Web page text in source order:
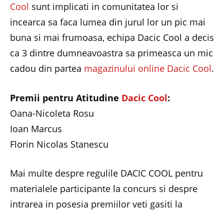
Cool sunt implicati in comunitatea lor si
incearca sa faca lumea din jurul lor un pic mai
buna si mai frumoasa, echipa Dacic Cool a decis
ca 3 dintre dumneavoastra sa primeasca un mic
cadou din partea magazinului online Dacic Cool.
Premii pentru Atitudine Dacic Cool:
Oana-Nicoleta Rosu
Ioan Marcus
Florin Nicolas Stanescu
Mai multe despre regulile DACIC COOL pentru
materialele participante la concurs si despre
intrarea in posesia premiilor veti gasiti la